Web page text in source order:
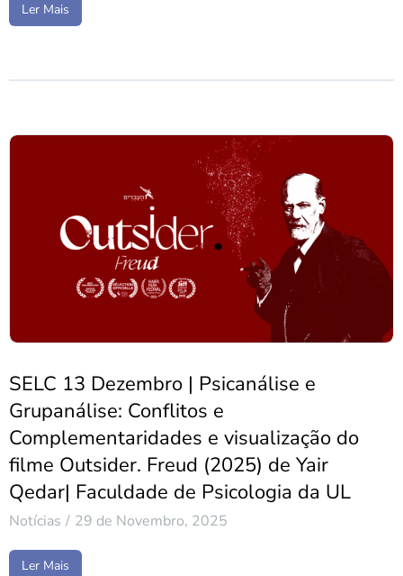
Ler Mais
SELC 13 Dezembro | Psicanálise e
Grupanálise: Conflitos e
Complementaridades e visualização do
filme Outsider. Freud (2025) de Yair
Qedar| Faculdade de Psicologia da UL
Notícias 29 de Novembro, 2025
Ler Mais